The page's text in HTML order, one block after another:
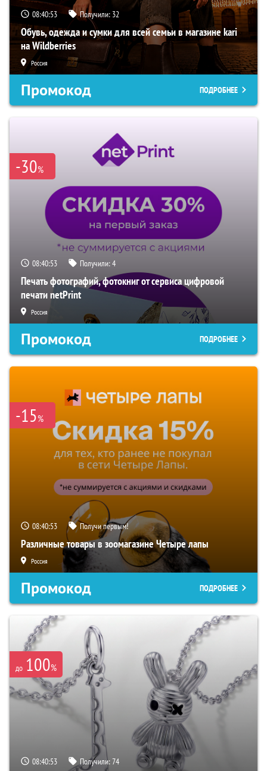
08:40:52 Получили: 32
Обувь, одежда и сумки для всей семьи в магазине kari
на Wildberries
Россия
Промокод ПОДРОБНЕЕ
-30%
08:40:52 Получили:4
Печать фотографий, фотокниг от сервиса цифровой
печати netPrint
Россия
Промокод ПОДРОБНЕЕ
-15%
08:40:52 Получи первым!
Различные товары в зоомагазине Четыре лапы
Россия
Промокод ПОДРОБНЕЕ
до 100%
08:40:52 Получили:74